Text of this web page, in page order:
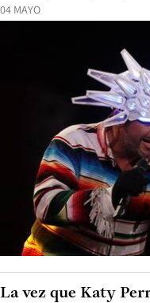
04 MAYO
La vez que Katy